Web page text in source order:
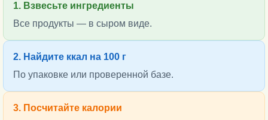
1. Взвесьте ингредиенты
Все продукты — в сыром виде.
2. Найдите ккал на 100 г
По упаковке или проверенной базе.
3. Посчитайте калории